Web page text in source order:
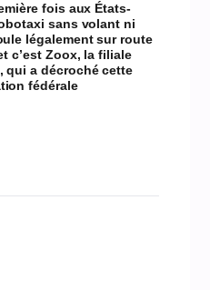
fois aux États-
sans volant ni
légalement sur route
c’est Zoox, la filiale
qui a décroché cette
fédérale